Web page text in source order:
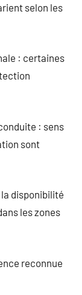
selon les
: certaines
: sens
sont
la disponibilité
les zones
reconnue